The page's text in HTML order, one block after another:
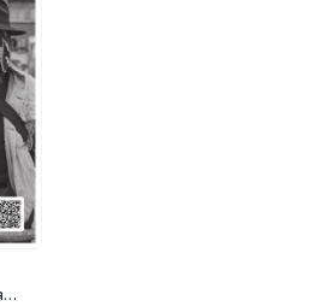
Alerta Laboral 87: Trabajadores y crisis del COVID-19: «llueve sobre mojado»